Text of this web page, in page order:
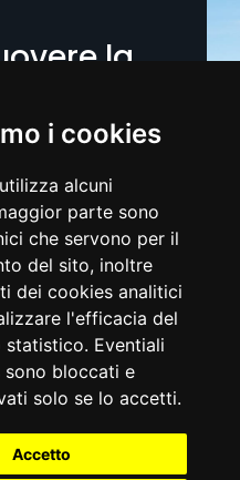
i cookies
alcuni
parte sono
che servono per il
del sito, inoltre
dei cookies analitici
l'efficacia del
Eventiali
bloccati e
solo se lo accetti.
Accetto
la
della tua
(portale, app,